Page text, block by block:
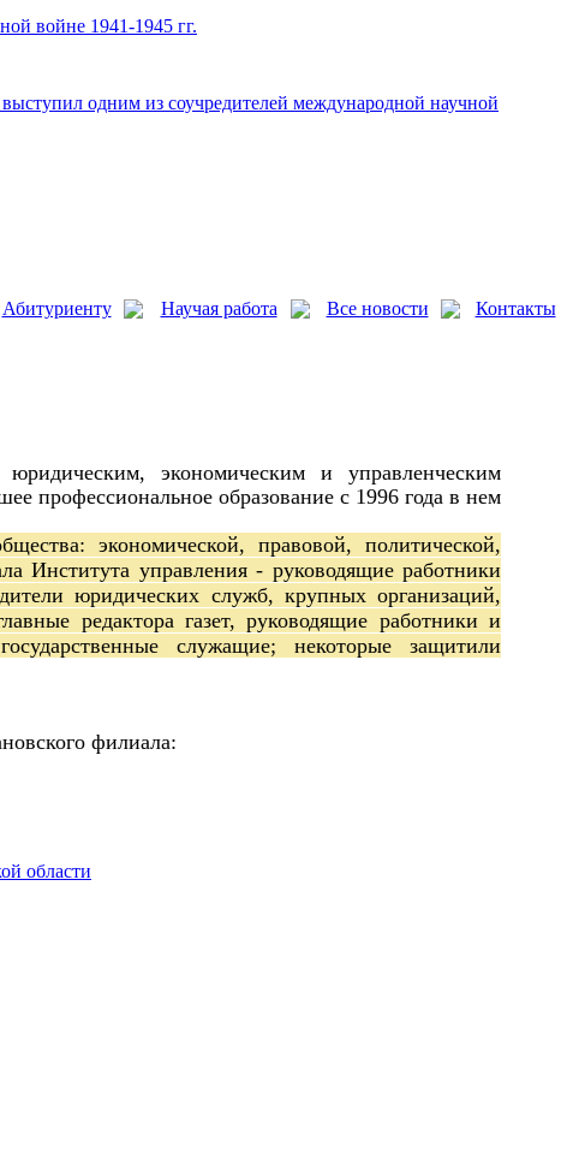
войне 1941-1945 гг.
одним из соучредителей международной научной
Абитуриенту Научая работа Все новости Контакты
экономическим и управленческим
профессиональное образование с 1996 года в нем
экономической, правовой, политической,
Института управления - руководящие работники
юридических служб, крупных организаций,
редактора газет, руководящие работники и
служащие; некоторые защитили
филиала:
области